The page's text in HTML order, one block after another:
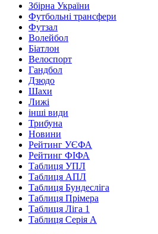
Збірна України
Футбольні трансфери
Футзал
Волейбол
Біатлон
Велоспорт
Гандбол
Дзюдо
Шахи
Лижі
інші види
Трибуна
Новини
Рейтинг УЄФА
Рейтинг ФІФА
Таблиця УПЛ
Таблиця АПЛ
Таблиця Бундесліга
Таблиця Прімера
Таблиця Ліга 1
Таблиця Серія А